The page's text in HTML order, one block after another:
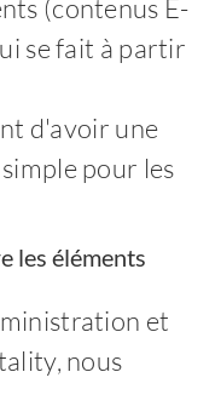
(contenus E-
se fait à partir
d'avoir une
pour les
les éléments
et
nous